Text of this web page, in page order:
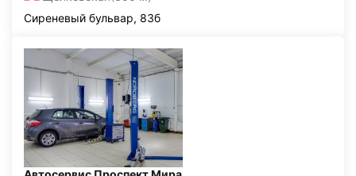
Сиреневый бульвар, 83б